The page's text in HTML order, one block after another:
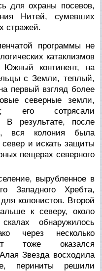
для охраны посевов,
Нитей, сумевших
стражей.
программы не
катаклизмов
континент, на
с Земли, теплый,
первый взгляд более
северные земли,
его сотрясали
В результате, после
вся колония была
и искать защиты
пещерах северного
вырубленное в
Западного Хребта,
колонистов. Второй
к северу, около
обнаружилось
через несколько
тоже оказался
Звезда восходила
периниты решили